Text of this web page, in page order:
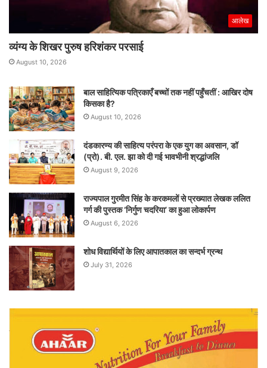
आलेख
व्यंग्य के शिखर पुरुष हरिशंकर परसाई
August 10, 2026
बाल साहित्यिक पत्रिकाएँ बच्चों तक नहीं पहुँचतीं : आखिर दोष
किसका है?
August 10, 2026
दंडकारण्य की साहित्य परंपरा के एक युग का अवसान, डॉ
(प्रो). बी. एल. झा को दी गई भावभीनी श्रद्धांजलि
August 9, 2026
राज्यपाल गुरमीत सिंह के करकमलों से प्रख्यात लेखक ललित
गर्ग की पुस्तक ‘निर्गुण चदरिया’ का हुआ लोकार्पण
August 6, 2026
शोध विद्यार्थियों के लिए आपातकाल का सन्दर्भ ग्रन्थ
July 31, 2026